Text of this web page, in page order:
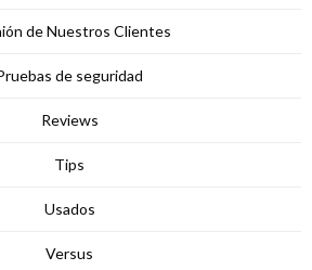
de Nuestros Clientes
de seguridad
Reviews
Tips
Usados
Versus